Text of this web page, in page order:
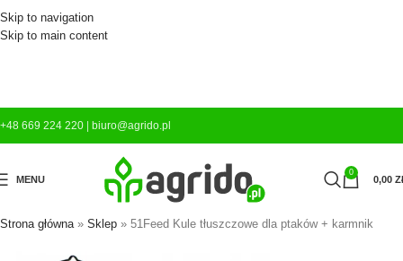
Skip to navigation
Skip to main content
+48 669 224 220 biuro@agrido.pl
MENU
0
0,00
Strona główna» Sklep » 51Feed Kule tłuszczowe dla ptaków + karmnik